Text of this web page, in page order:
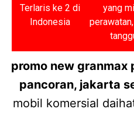
Terlaris ke 2 di
Indonesia
yang
promo new
pancoran, jakarta
mobil komersial